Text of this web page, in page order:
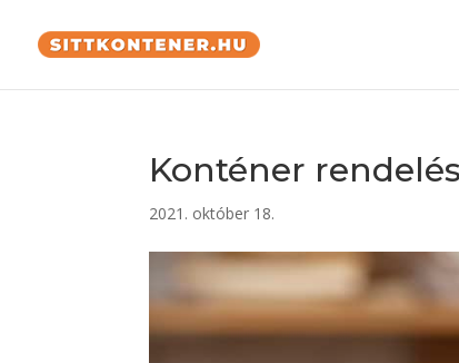
Konténer
2021. október 18.